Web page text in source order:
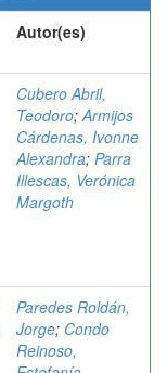
Autor(es)
Cubero Abril,
Teodoro;Armijos
Cárdenas, Ivonne
Alexandra; Parra
Illescas, Verónica
Margoth
Paredes Roldán,
Jorge; Condo
Reinoso,